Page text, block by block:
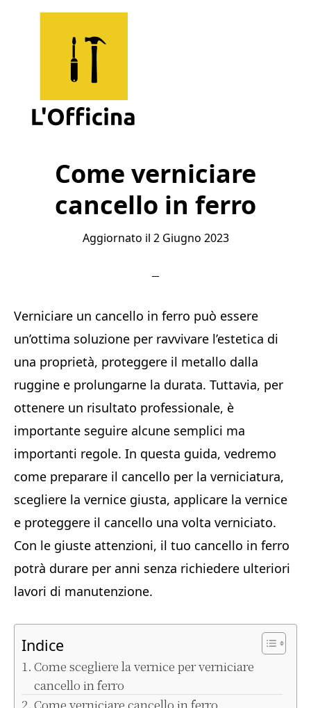
Imparare
Come verniciare
cancello in ferro
Aggiornato il 2 Giugno 2023
Verniciare un cancello in ferro può essere
un’ottima soluzione per ravvivare l’estetica di
una proprietà, proteggere il metallo dalla
ruggine e prolungarne la durata. Tuttavia, per
ottenere un risultato professionale, è
importante seguire alcune semplici ma
importanti regole. In questa guida, vedremo
come preparare il cancello per la verniciatura,
scegliere la vernice giusta, applicare la vernice
e proteggere il cancello una volta verniciato.
Con le giuste attenzioni, il tuo cancello in ferro
potrà durare per anni senza richiedere ulteriori
lavori di manutenzione.
Indice
Come scegliere la vernice per verniciare
cancello in ferro
Come verniciare cancello in ferro